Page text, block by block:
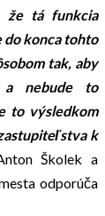
že tá funkcia
do konca tohto
tak, aby
a nebude to
to výsledkom
k
Školek a
odporúča